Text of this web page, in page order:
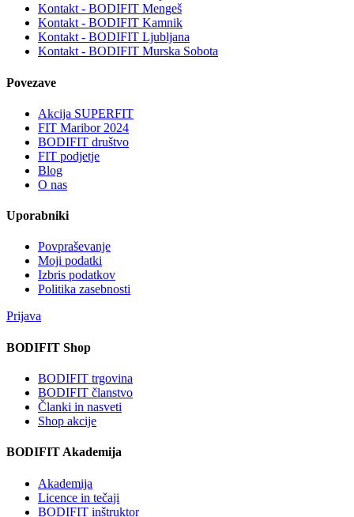
Kontakt - BODIFIT Mengeš
Kontakt - BODIFIT Kamnik
Kontakt - BODIFIT Ljubljana
Kontakt - BODIFIT Murska Sobota
Povezave
Akcija SUPERFIT
FIT Maribor 2024
BODIFIT društvo
FIT podjetje
Blog
O nas
Uporabniki
Povpraševanje
Moji podatki
Izbris podatkov
Politika zasebnosti
Prijava
BODIFIT Shop
BODIFIT trgovina
BODIFIT članstvo
Članki in nasveti
Shop akcije
BODIFIT Akademija
Akademija
Licence in tečaji
BODIFIT inštruktor